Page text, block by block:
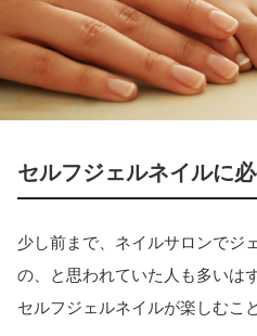
セルフジェルネイルに
少し前まで、ネイルサロンでジ
の、と思われていた人も多いは
セルフジェルネイルが楽しむこ